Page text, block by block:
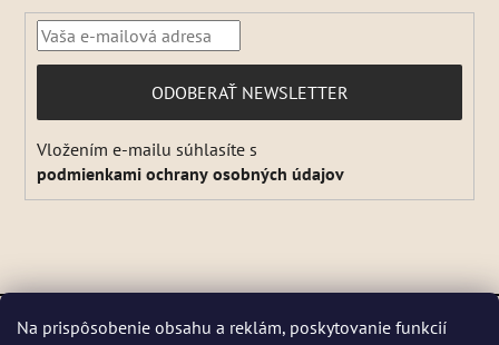
Na prispôsobenie obsahu a reklám, poskytovanie funkcií
PRIHLÁSIŤ
SA
ODOBERAŤ NEWSLETTER
Vložením e-mailu súhlasíte s
podmienkami ochrany osobných údajov
Vytvoril Shoptet a
Adatelier